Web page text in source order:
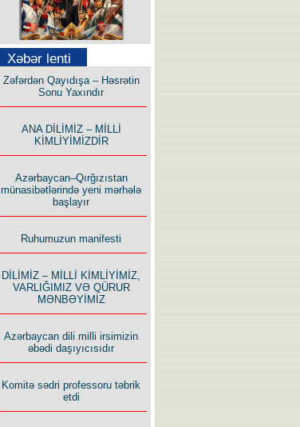
Səfər Alışarlı yazır
Uzun yolun Yolçusu
Bu yolda mən varam!
İlham İsmayıl yazır:
Xəbər lenti
Zəfərdən Qayıdışa – Həsrətin
Sonu Yaxındır
ANA DİLİMİZ – MİLLİ
KİMLİYİMİZDİR
Azərbaycan–Qırğızıstan
münasibətlərində yeni mərhələ
başlayır
Ruhumuzun manifesti
DİLİMİZ – MİLLİ KİMLİYİMİZ,
VARLIĞIMIZ VƏ QÜRUR
MƏNBƏYİMİZ
Azərbaycan dili milli irsimizin
əbədi daşıyıcısıdır
Komitə sədri professoru təbrik
etdi